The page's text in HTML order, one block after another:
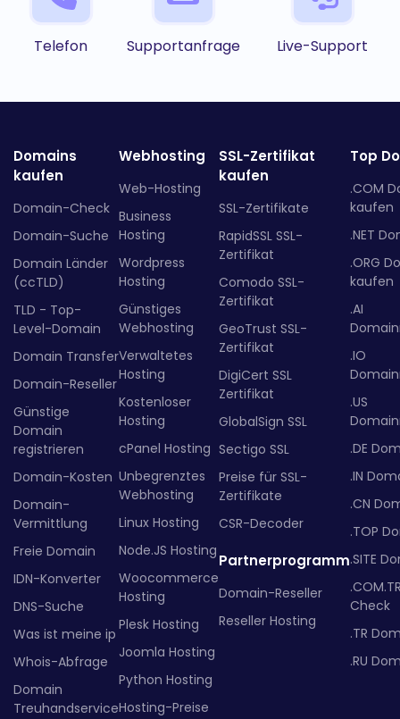
Telefon Supportanfrage Live-Support
Domains
kaufen
Domain-Check
Domain-Suche
Domain Länder
(ccTLD)
TLD - Top-
Level-Domain
Domain Transfer
Domain-Reseller
Günstige
Domain
registrieren
Domain-Kosten
Domain-
Vermittlung
Freie Domain
IDN-Konverter
DNS-Suche
Was ist meine ip
Whois-Abfrage
Domain
Treuhandservice
Webhosting
Web-Hosting
Business
Hosting
Wordpress
Hosting
Günstiges
Webhosting
Verwaltetes
Hosting
Kostenloser
Hosting
cPanel Hosting
Unbegrenztes
Webhosting
Linux Hosting
Node.JS Hosting
Woocommerce
Hosting
Plesk Hosting
Joomla Hosting
Python Hosting
Hosting-Preise
SSL-Zertifikat
kaufen
SSL-Zertifikate
RapidSSL SSL-
Zertifikat
Comodo SSL-
Zertifikat
GeoTrust SSL-
Zertifikat
DigiCert SSL
Zertifikat
GlobalSign SSL
Sectigo SSL
Preise für SSL-
Zertifikate
CSR-Decoder
Partnerprogramm
Domain-Reseller
Reseller Hosting
Top
.COM
kaufen
.NET
.ORG
kaufen
.AI
.IO
.US
.DE
.IN
.CN
.TOP
.SITE
Check
.TR
.RU